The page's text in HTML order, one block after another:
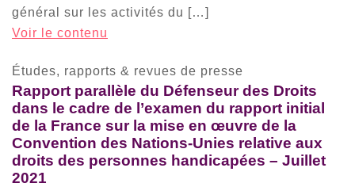
général sur les activités du […]
Voir le contenu
Études, rapports & revues de presse
Rapport parallèle du Défenseur des Droits
dans le cadre de l’examen du rapport initial
de la France sur la mise en œuvre de la
Convention des Nations-Unies relative aux
droits des personnes handicapées – Juillet
2021